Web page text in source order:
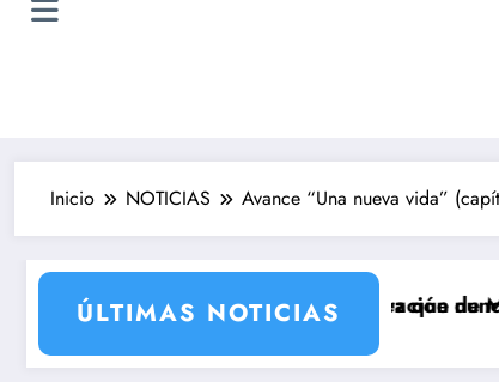
Inicio NOTICIAS Avance “Una nueva vida”
ÚLTIMAS NOTICIAS
la incorporación de María Castro
Ordóñez que nunca llegó a rodarse y